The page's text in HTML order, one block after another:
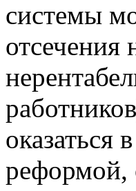
системы
отсечения
оказаться
реформой,